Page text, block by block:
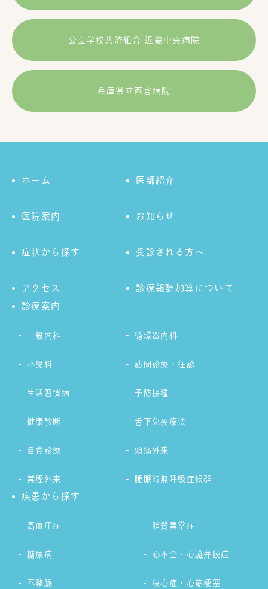
公⽴学校共済組合 近畿中央病院
兵庫県立西宮病院
ホーム 医師紹介
医院案内 お知らせ
症状から探す 受診される方へ
アクセス
診療報酬加算について
診療案内
一般内科 循環器内科
小児科 訪問診療・往診
生活習慣病 予防接種
健康診断 舌下免疫療法
自費診療 頭痛外来
禁煙外来 睡眠時無呼吸症候群
疾患から探す
高血圧症 脂質異常症
糖尿病 心不全・心臓弁膜症
不整脈 狭心症・心筋梗塞